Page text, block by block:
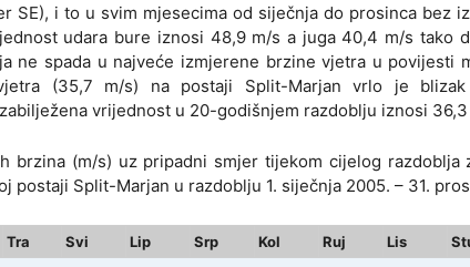
SE), i to u svim mjesecima od siječnja do prosinca bez
udara bure iznosi 48,9 m/s a juga 40,4 m/s tako
ne spada u najveće izmjerene brzine vjetra u povijesti
(35,7 m/s) na postaji Split-Marjan vrlo je blizak
vrijednost u 20-godišnjem razdoblju iznosi 36,3
brzina (m/s) uz pripadni smjer tijekom cijelog razdoblja
postaji Split-Marjan u razdoblju 1. siječnja 2005. – 31.
Tra Svi Lip Srp Kol Ruj Lis